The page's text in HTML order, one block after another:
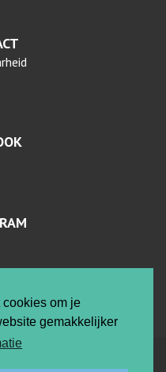
om je
gemakkelijker
EN COOKIES